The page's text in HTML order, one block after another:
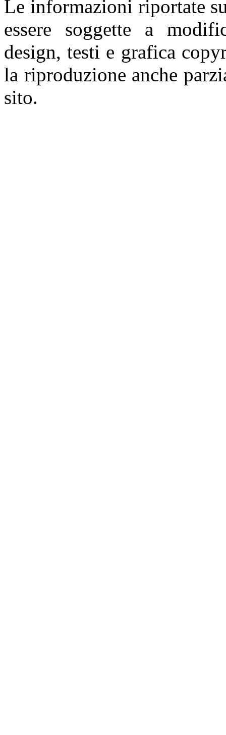
Le informazioni riportate
essere soggette a
design, testi e grafica
la riproduzione anche
sito.